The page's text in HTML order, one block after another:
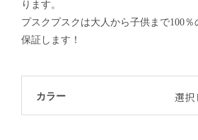
ります。
プスクプスクは大人から子供まで100
保証します！
カラー